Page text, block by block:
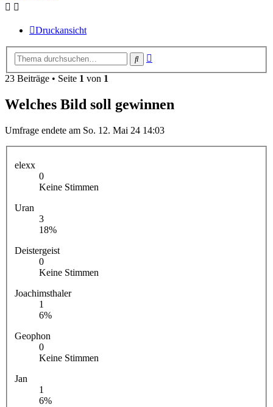
Druckansicht
Suche
23 Beiträge • Seite 1 von 1
Welches Bild soll gewinnen
Umfrage endete am So. 12. Mai 24 14:03
elexx
0
Keine Stimmen
Uran
3
18%
Deistergeist
0
Keine Stimmen
Joachimsthaler
1
6%
Geophon
0
Keine Stimmen
Jan
1
6%